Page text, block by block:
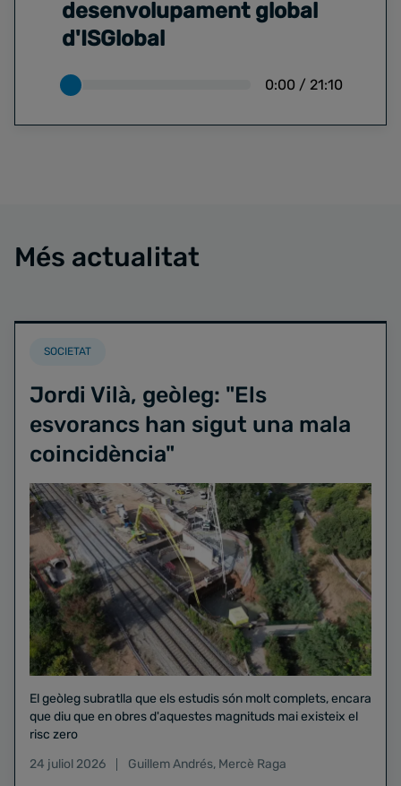
desenvolupament global
d'ISGlobal
0:00 / 21:10
Més actualitat
SOCIETAT
Jordi Vilà, geòleg: "Els
esvorancs han sigut una mala
coincidència"
El geòleg subratlla que els estudis són molt complets, encara
que diu que en obres d'aquestes magnituds mai existeix el
risc zero
24 juliol 2026
Guillem Andrés, Mercè Raga